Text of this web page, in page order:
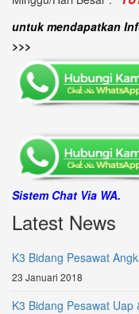
untuk mendapatkan
>>>
Sistem Chat Via WA.
Latest News
K3 Bidang Pesawat
23 Januari 2018
K3 Bidang Pesawat Uap